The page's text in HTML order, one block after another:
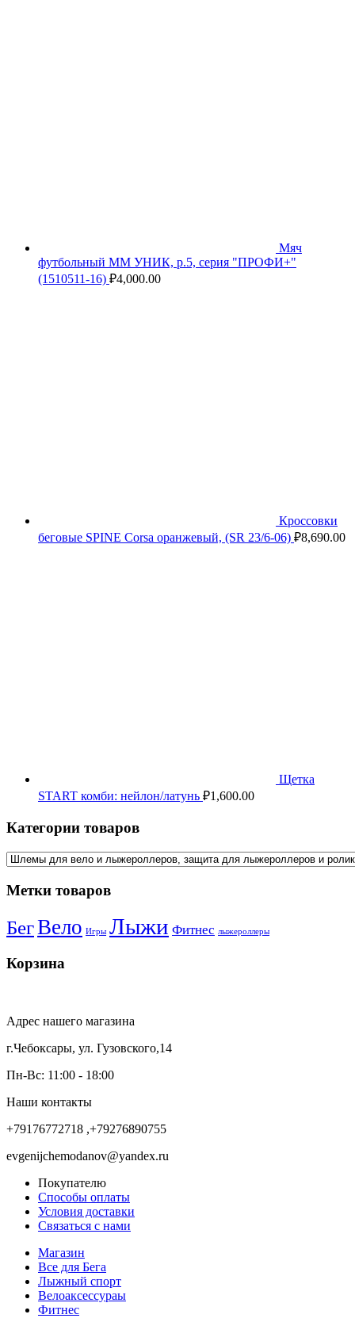
Мяч
футбольный ММ УНИК, р.5, серия "ПРОФИ+"
(1510511-16) ₽4,000.00
Кроссовки
беговые SPINE Corsa оранжевый, (SR 23/6-06) ₽8,690.00
Щетка
START комби: нейлон/латунь ₽1,600.00
Категории товаров
Метки товаров
БегВело Игры Лыжи Фитнес лыжероллеры
Корзина
Адрес нашего магазина
г.Чебоксары, ул. Гузовского,14
Пн-Вс: 11:00 - 18:00
Наши контакты
+79176772718 ,+79276890755
evgenijchemodanov@yandex.ru
Покупателю
Способы оплаты
Условия доставки
Связаться с нами
Магазин
Все для Бега
Лыжный спорт
Велоаксессураы
Фитнес